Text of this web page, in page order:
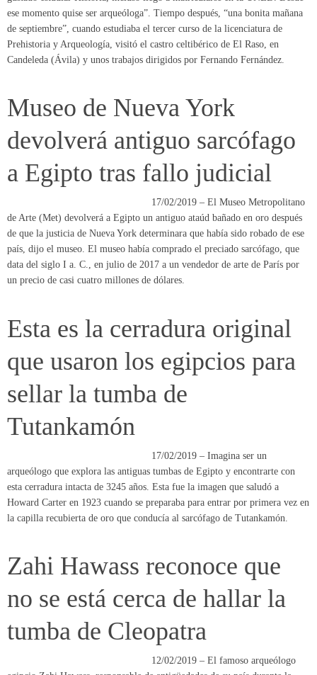
Museo de Nueva York
devolverá antiguo sarcófago
17/02/2019 – El Museo Metropolitano
de Arte (Met) devolverá a Egipto un antiguo ataúd bañado en oro después
de que la justicia de Nueva York determinara que había sido robado de ese
país, dijo el museo. El museo había comprado el preciado sarcófago, que
data del siglo I a. C., en julio de 2017 a un vendedor de arte de París por
Esta es la cerradura original
que usaron los egipcios para
Tutankamón
17/02/2019 – Imagina ser un
arqueólogo que explora las antiguas tumbas de Egipto y encontrarte con
esta cerradura intacta de 3245 años. Esta fue la imagen que saludó a
Howard Carter en 1923 cuando se preparaba para entrar por primera vez en
la capilla recubierta de oro que conducía al sarcófago de Tutankamón.
Zahi Hawass reconoce que
no se está cerca de hallar la
12/02/2019 – El famoso arqueólogo
egipcio Zahi Hawass, responsable de antigüedades de su país durante la
presidencia de Hosni Mubarak, ha reconocido que en contra de las
declaraciones que se le han atribuido, no se está en absoluto cerca de hallar
la tumba de la reina Cleopatra. El mes pasado, medios de todo el mundo
Cleopatra sino su amante Marco Antonio era inminente, basándose en